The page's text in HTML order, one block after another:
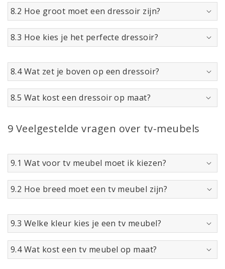
8.2 Hoe groot moet een dressoir zijn?
8.3 Hoe kies je het perfecte dressoir?
8.4 Wat zet je boven op een dressoir?
8.5 Wat kost een dressoir op maat?
9 Veelgestelde vragen over tv-meubels
9.1 Wat voor tv meubel moet ik kiezen?
9.2 Hoe breed moet een tv meubel zijn?
9.3 Welke kleur kies je een tv meubel?
9.4 Wat kost een tv meubel op maat?